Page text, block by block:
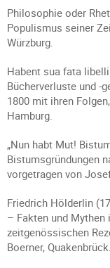
Philosophie oder
Populismus seiner
Würzburg.
Habent sua fata
Bücherverluste und -
1800 mit ihren
Hamburg.
„Nun habt Mut!
Bistumsgründungen
vorgetragen von
Friedrich Hölderlin
– Fakten und
zeitgenössischen
Boerner, Quakenbrück.